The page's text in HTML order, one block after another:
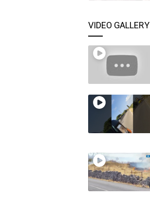
VIDEO GALLERY